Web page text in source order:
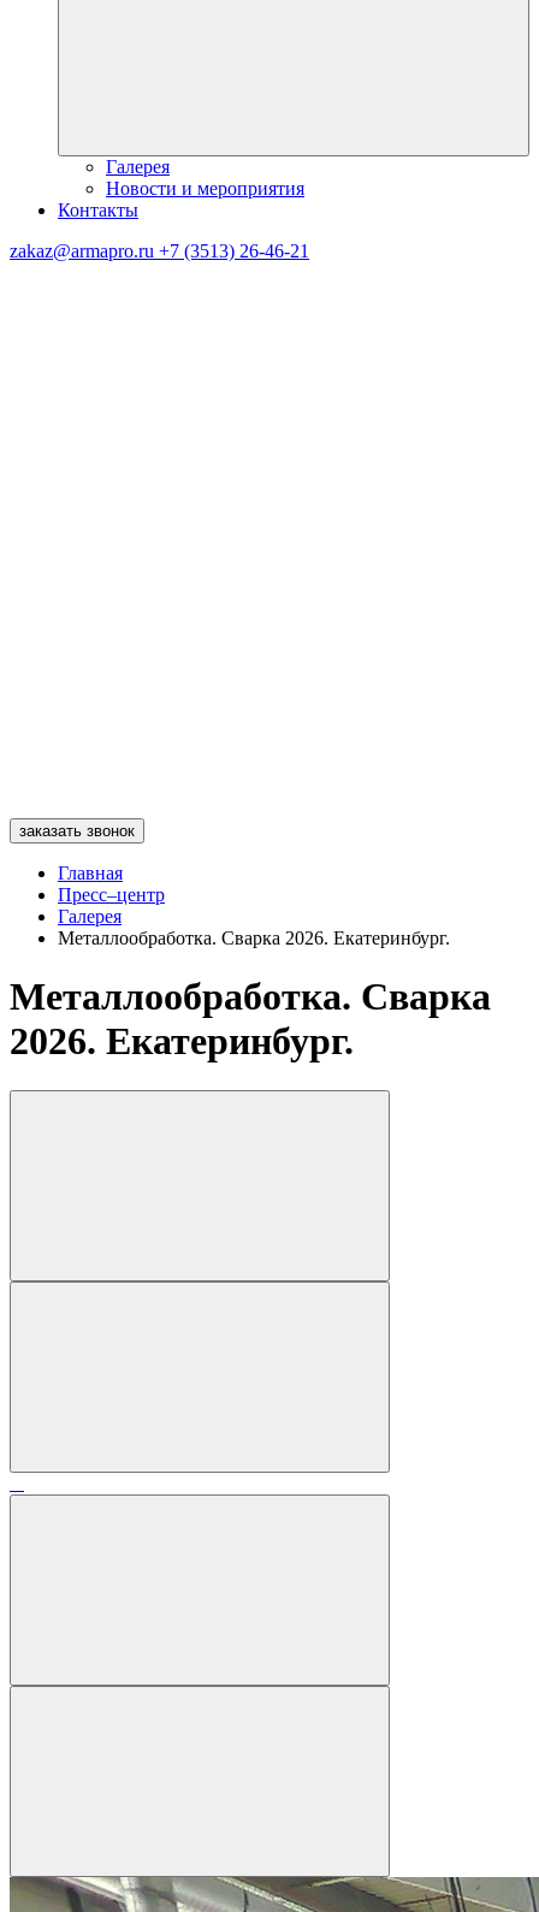
Галерея
Новости и мероприятия
Контакты
zakaz@armapro.ru +7 (3513) 26-46-21
заказать звонок
Главная
Пресс–центр
Галерея
Металлообработка. Сварка 2026. Екатеринбург.
Металлообработка. Сварка
2026. Екатеринбург.